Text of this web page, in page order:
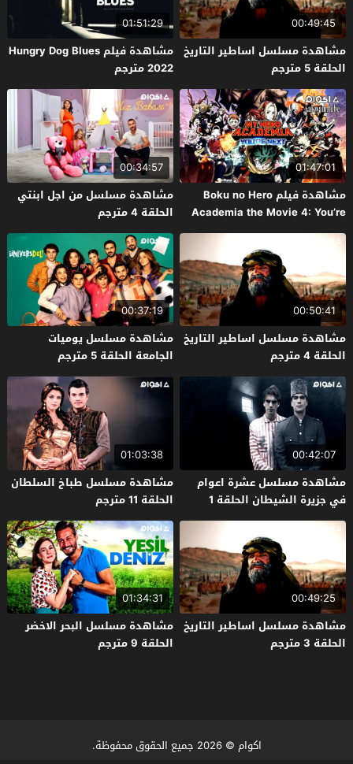
00:49:45
مشاهدة مسلسل اساطير التاريخ
الحلقة 5 مترجم
01:51:29
مشاهدة فيلم Hungry Dog Blues
2022 مترجم
01:47:01
مشاهدة فيلم Boku no Hero
Academia the Movie 4: You’re
Next 2024 مترجم
00:34:57
مشاهدة مسلسل من اجل ابنتي
الحلقة 4 مترجم
00:50:41
مشاهدة مسلسل اساطير التاريخ
الحلقة 4 مترجم
00:37:19
مشاهدة مسلسل يوميات
الجامعة الحلقة 5 مترجم
00:42:07
مشاهدة مسلسل عشرة اعوام
في جزيرة الشيطان الحلقة 1
مترجم
01:03:38
مشاهدة مسلسل طباخ السلطان
الحلقة 11 مترجم
00:49:25
مشاهدة مسلسل اساطير التاريخ
الحلقة 3 مترجم
01:34:31
مشاهدة مسلسل البحر الاخضر
الحلقة 9 مترجم
اكوام © 2026 جميع الحقوق محفوظة.